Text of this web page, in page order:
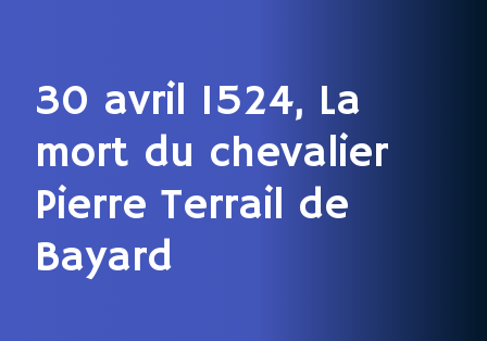
30 avril 1524, La
mort du chevalier
Pierre Terrail de
Bayard